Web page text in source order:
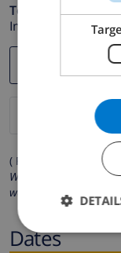
Telefonnummer *
Im Fall Ihre E-mail
( Felder mit
Wir respektieren Ihre
werden zu keiner Zeit
Dates